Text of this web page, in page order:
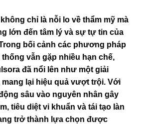
chỉ là nỗi lo về thẩm mỹ mà
lớn đến tâm lý và sự tự tin của
bối cảnh các phương pháp
vẫn gặp nhiều hạn chế,
đã nổi lên như một giải
mang lại hiệu quả vượt trội. Với
sâu vào nguyên nhân gây
tiêu diệt vi khuẩn và tái tạo làn
trở thành lựa chọn được